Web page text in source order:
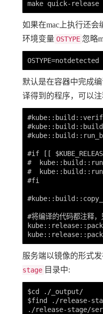
如果在mac上执行还会
环境变量 OSTYPE 忽略
默认是在容器中完成
译得到的程序，可以注
#if [[
#
#
#fi
#将编译的代码都注释
服务端以镜像的形式
stage 目录中:
$cd ./_output/
$find ./release-
./release-stage/